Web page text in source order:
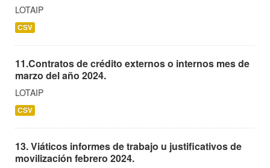
LOTAIP
CSV
11.Contratos de crédito externos o internos mes de
marzo del año 2024.
LOTAIP
CSV
13. Viáticos informes de trabajo u justificativos de
movilización febrero 2024.